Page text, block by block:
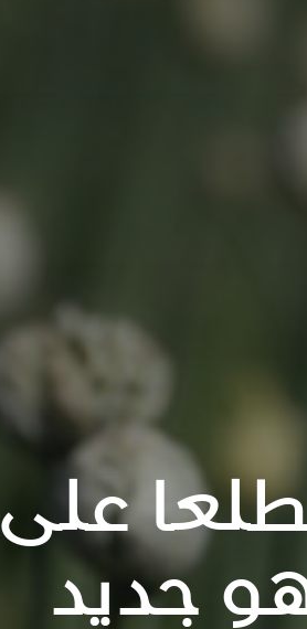
على
جديد